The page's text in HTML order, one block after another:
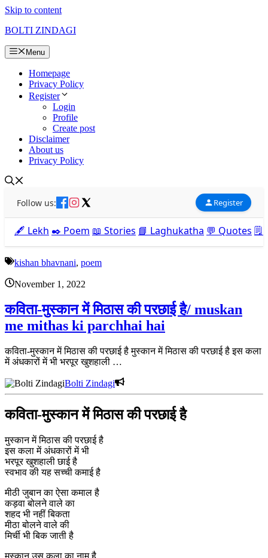
Skip to content
BOLTI ZINDAGI
Menu
Homepage
Privacy Policy
Register
Login
Profile
Create post
Disclaimer
About us
Privacy Policy
Follow us: Register
🖋️ Lekh ✒️ Poem 📖 Stories 📘 Laghukatha 💬 Quotes 🗒️
kishan bhavnani, poem
November 1, 2022
कविता-मुस्कान में मिठास की परछाई है/ muskan
me mithas ki parchhai hai
कविता-मुस्कान में मिठास की परछाई है मुस्कान में मिठास की परछाई है इस कला
में अंधकारों में भी भरपूर खुशहाली …
Bolti Zindagi
कविता-मुस्कान में मिठास की परछाई है
मुस्कान में मिठास की परछाई है
इस कला में अंधकारों में भी
भरपूर खुशहाली छाई है
स्वभाव की यह सच्ची कमाई है
मीठी जुबान का ऐसा कमाल है
कड़वा बोलने वाले का
शहद भी नहीं बिकता
मीठा बोलने वाले की
मिर्ची भी बिक जाती है
मुस्कान उस कला का नाम है